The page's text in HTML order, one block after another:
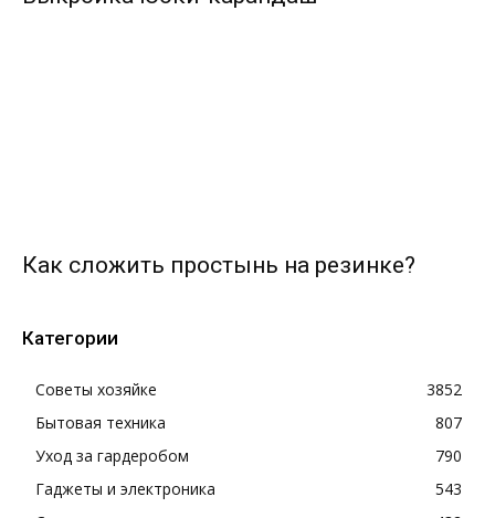
Как сложить простынь на резинке?
Категории
Советы хозяйке
3852
Бытовая техника
807
Уход за гардеробом
790
Гаджеты и электроника
543